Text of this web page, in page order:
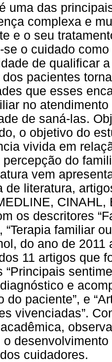
uma das
complexa e
e o seu
se o cuidado
de qualificar
pacientes
que esses
no
de saná-las.
o objetivo do
vivida em
percepção do
vem
de literatura,
os descritores
“Terapia familiar
do ano de
11 artigos que
“Principais
e
do paciente”, e
vivenciadas”.
o
cuidadores.